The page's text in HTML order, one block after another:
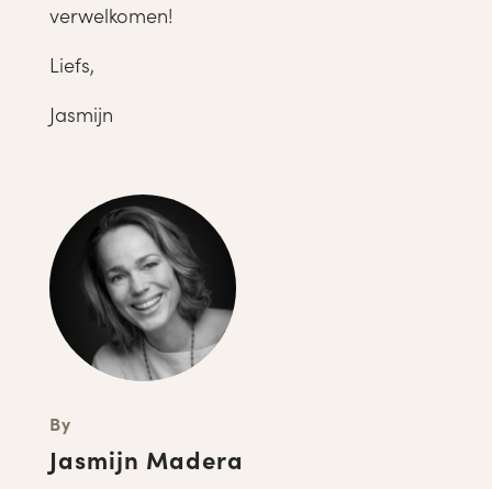
verwelkomen!
Liefs,
Jasmijn
By
Jasmijn Madera